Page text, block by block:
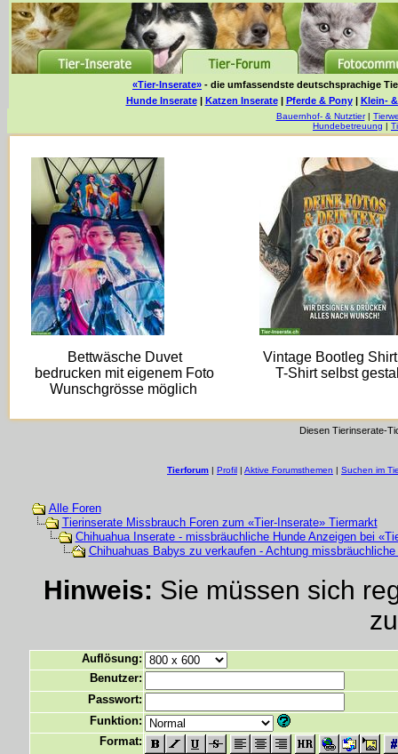
«Tier-Inserate» - die umfassendste deutschsprachige
Hunde Inserate| Katzen Inserate| Pferde & Pony| Klein-
Bauernhof- & Nutztier|
Hundebetreuung |
Bettwäsche Duvet
bedrucken mit eigenem Foto
Wunschgrösse möglich
Vintage Bootleg
T-Shirt selbst
Diesen Tierinserate-
Tierforum | Profil | Aktive Forumsthemen | Suchen im
Alle Foren
Tierinserate Missbrauch Foren zum «Tier-Inserate» Tiermarkt
Chihuahua Inserate - missbräuchliche Hunde Anzeigen bei
Chihuahuas Babys zu verkaufen - Achtung missbräuchliche
Hinweis: Sie müssen sich
Auflösung:
Benutzer:
Passwort:
Funktion:
Format: